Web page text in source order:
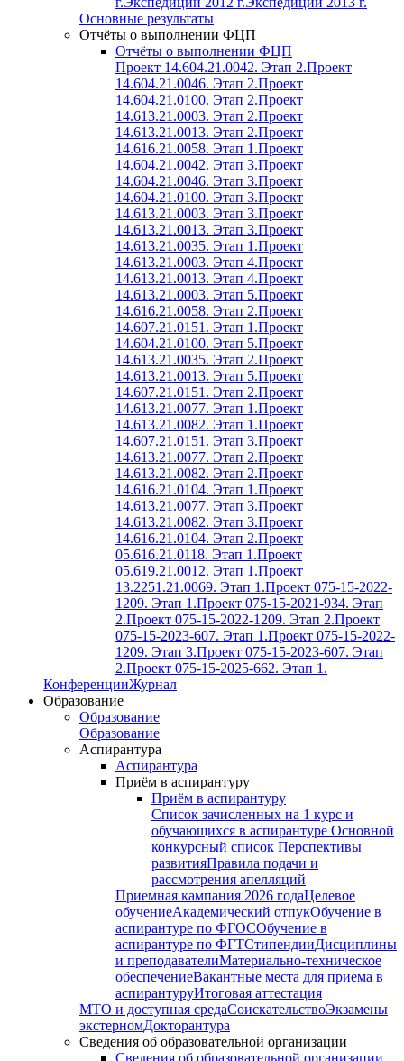
Основные результаты
Отчёты о выполнении ФЦП
Отчёты о выполнении ФЦП
Проект 14.604.21.0042. Этап 2.Проект
14.604.21.0046. Этап 2.Проект
14.604.21.0100. Этап 2.Проект
14.613.21.0003. Этап 2.Проект
14.613.21.0013. Этап 2.Проект
14.616.21.0058. Этап 1.Проект
14.604.21.0042. Этап 3.Проект
14.604.21.0046. Этап 3.Проект
14.604.21.0100. Этап 3.Проект
14.613.21.0003. Этап 3.Проект
14.613.21.0013. Этап 3.Проект
14.613.21.0035. Этап 1.Проект
14.613.21.0003. Этап 4.Проект
14.613.21.0013. Этап 4.Проект
14.613.21.0003. Этап 5.Проект
14.616.21.0058. Этап 2.Проект
14.607.21.0151. Этап 1.Проект
14.604.21.0100. Этап 5.Проект
14.613.21.0035. Этап 2.Проект
14.613.21.0013. Этап 5.Проект
14.607.21.0151. Этап 2.Проект
14.613.21.0077. Этап 1.Проект
14.613.21.0082. Этап 1.Проект
14.607.21.0151. Этап 3.Проект
14.613.21.0077. Этап 2.Проект
14.613.21.0082. Этап 2.Проект
14.616.21.0104. Этап 1.Проект
14.613.21.0077. Этап 3.Проект
14.613.21.0082. Этап 3.Проект
14.616.21.0104. Этап 2.Проект
05.616.21.0118. Этап 1.Проект
05.619.21.0012. Этап 1.Проект
13.2251.21.0069. Этап 1.Проект 075-15-2022-
1209. Этап 1.Проект 075-15-2021-934. Этап
2.Проект 075-15-2022-1209. Этап 2.Проект
075-15-2023-607. Этап 1.Проект 075-15-2022-
1209. Этап 3.Проект 075-15-2023-607. Этап
2.Проект 075-15-2025-662. Этап 1.
КонференцииЖурнал
Образование
Образование
Образование
Аспирантура
Аспирантура
Приём в аспирантуру
Приём в аспирантуру
Список зачисленных на 1 курс и
обучающихся в аспирантуре Основной
конкурсный список Перспективы
развитияПравила подачи и
рассмотрения апелляций
Приемная кампания 2026 годаЦелевое
обучениеАкадемический отпукОбучение в
аспирантуре по ФГОСОбучение в
аспирантуре по ФГТСтипендииДисциплины
и преподавателиМатериально-техническое
обеспечениеВакантные места для приема в
аспирантуруИтоговая аттестация
МТО и доступная средаСоискательствоЭкзамены
экстерномДокторантура
Сведения об образовательной организации
Сведения об образовательной организации